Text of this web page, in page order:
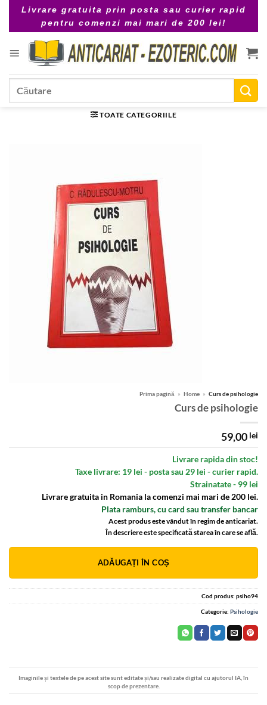
Livrare gratuita prin posta sau curier rapid
pentru comenzi mai mari de 200 lei!
Caută
TOATE CATEGORIILE
Prima pagină » Home » Curs de psihologie
Curs de psihologie
59,00 lei
Livrare rapida din stoc!
Taxe livrare: 19 lei - posta sau 29 lei - curier rapid.
Strainatate - 99 lei
Livrare gratuita in Romania la comenzi mai mari de 200 lei.
Plata ramburs, cu card sau transfer bancar
Acest produs este vândut în regim de anticariat.
În descriere este specificată starea în care se află.
ADĂUGAȚI ÎN COȘ
Cod produs: psiho94
Categorie: Psihologie
Imaginile și textele de pe acest site sunt editate și/sau realizate digital cu ajutorul IA, în
scop de prezentare.